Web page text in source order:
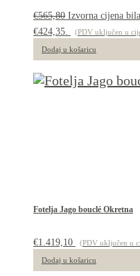
€565,80 Izvorna cijena
€424,35.
(PDV uključen u
Dodaj u košaricu
Fotelja Jago bouclé Okretna
€1.419,10 (PDV uključen u
Dodaj u košaricu